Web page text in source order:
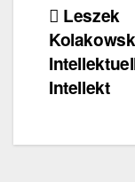
Leszek
Intellekt